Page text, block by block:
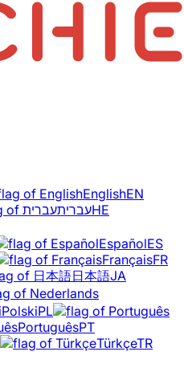
EnglishEN
עבריתHE
EspañolES
FrançaisFR
日本語JA
PolskiPL
PortuguêsPT
TürkçeTR